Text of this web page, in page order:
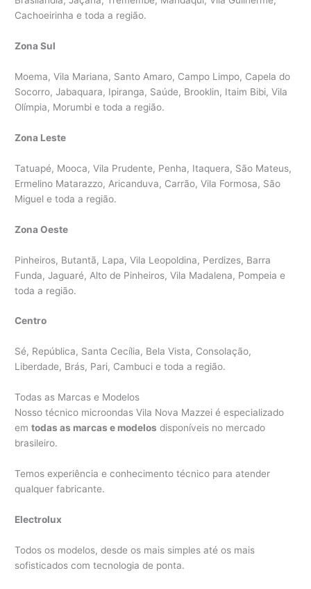
Cachoeirinha e toda a região.
Zona Sul
Moema, Vila Mariana, Santo Amaro, Campo Limpo, Capela do
Socorro, Jabaquara, Ipiranga, Saúde, Brooklin, Itaim Bibi, Vila
Olímpia, Morumbi e toda a região.
Zona Leste
Tatuapé, Mooca, Vila Prudente, Penha, Itaquera, São Mateus,
Ermelino Matarazzo, Aricanduva, Carrão, Vila Formosa, São
Miguel e toda a região.
Zona Oeste
Pinheiros, Butantã, Lapa, Vila Leopoldina, Perdizes, Barra
Funda, Jaguaré, Alto de Pinheiros, Vila Madalena, Pompeia e
toda a região.
Centro
Sé, República, Santa Cecília, Bela Vista, Consolação,
Liberdade, Brás, Pari, Cambuci e toda a região.
Todas as Marcas e Modelos
Nosso técnico microondas Vila Nova Mazzei é especializado
emtodas as marcas e modelos disponíveis no mercado
brasileiro.
Temos experiência e conhecimento técnico para atender
qualquer fabricante.
Electrolux
Todos os modelos, desde os mais simples até os mais
sofisticados com tecnologia de ponta.